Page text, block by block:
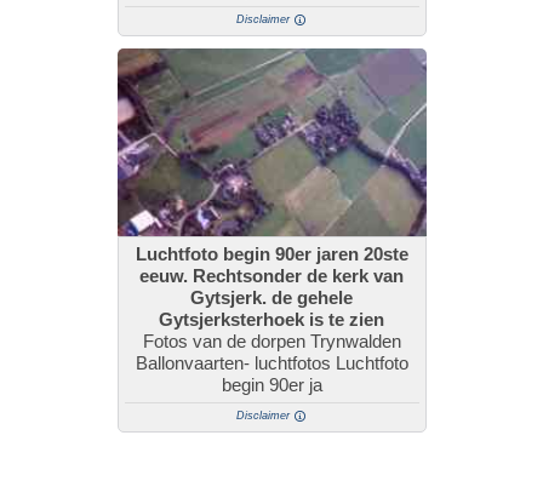
Disclaimer
Luchtfoto begin 90er jaren 20ste
eeuw. Rechtsonder de kerk van
Gytsjerk. de gehele
Gytsjerksterhoek is te zien
Fotos van de dorpen Trynwalden
Ballonvaarten- luchtfotos Luchtfoto
begin 90er ja
Disclaimer